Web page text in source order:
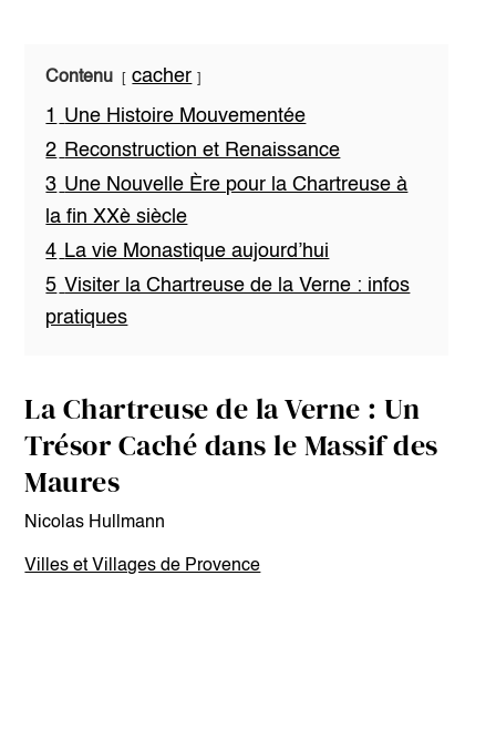
Contenu
cacher
1
Une Histoire Mouvementée
2 Reconstruction et Renaissance
3 Une Nouvelle Ère pour la Chartreuse à
la fin XXè siècle
4 La vie Monastique aujourd’hui
5 Visiter la Chartreuse de la Verne : infos
pratiques
La Chartreuse de la Verne : Un
Trésor Caché dans le Massif des
Maures
Nicolas Hullmann
Villes et Villages de Provence